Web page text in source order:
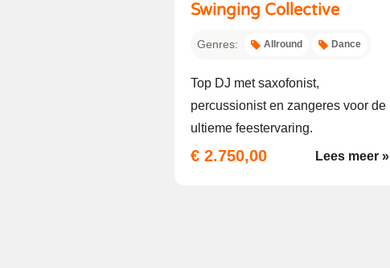
Swinging Collective
Genres: Allround Dance
Top DJ met saxofonist,
percussionist en zangeres voor de
ultieme feestervaring.
€ 2.750,00 Lees meer »